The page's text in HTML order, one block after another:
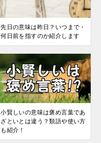
先日の意味は昨日？いつまで・
何日前を指すのか紹介します
小賢しいの意味は褒め言葉であ
ざといとは違う？類語や使い方
も紹介！